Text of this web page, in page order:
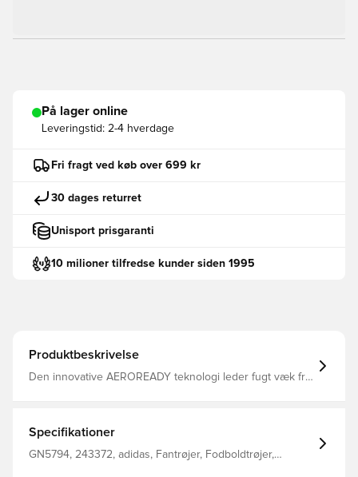
På lager online
Leveringstid: 2-4 hverdage
Fri fragt ved køb over 699 kr
30 dages returret
Unisport prisgaranti
10 milioner tilfredse kunder siden 1995
Produktbeskrivelse
Den innovative AEROREADY teknologi leder fugt væk fra
genanvendt indhold Rund ribhals Regular fit Fremstillet i
100% genanvendt polyester. Denne overdel kommer
med Unisport i nakken.
Specifikationer
GN5794, 243372, adidas, Fantrøjer, Fodboldtrøjer,